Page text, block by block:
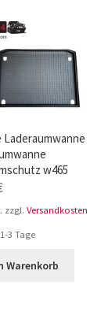
G-Klasse
Laderaumwanne
w465
zzgl.Versandkosten
1-3 Tage
Warenkorb